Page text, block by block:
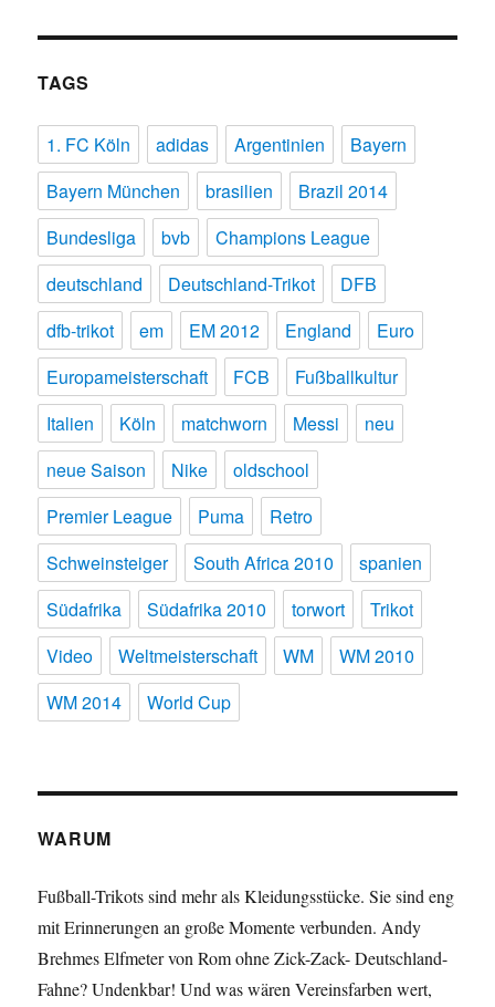
TAGS
1. FC Köln adidas Argentinien
Bayern
Bayern München
brasilien
Brazil 2014
Bundesliga
bvb
Champions League
deutschland
Deutschland-Trikot
DFB
dfb-trikot
em EM 2012 England
Euro
Europameisterschaft
FCB
Fußballkultur
Italien
Köln matchworn Messi
neu
neue Saison
Nike
oldschool
Premier League
Puma
Retro
Schweinsteiger
South Africa 2010
spanien
Südafrika
Südafrika 2010 torwort
Trikot
Video
Weltmeisterschaft WM
WM 2010
WM 2014
World Cup
WARUM
Fußball-Trikots sind mehr als Kleidungsstücke. Sie sind eng
mit Erinnerungen an große Momente verbunden. Andy
Brehmes Elfmeter von Rom ohne Zick-Zack- Deutschland-
Fahne? Undenkbar! Und was wären Vereinsfarben wert,